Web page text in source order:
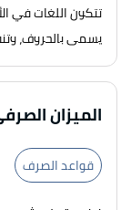
تتكون اللغات في
يسمى بالحروف،
الميزان
قواعد الصرف